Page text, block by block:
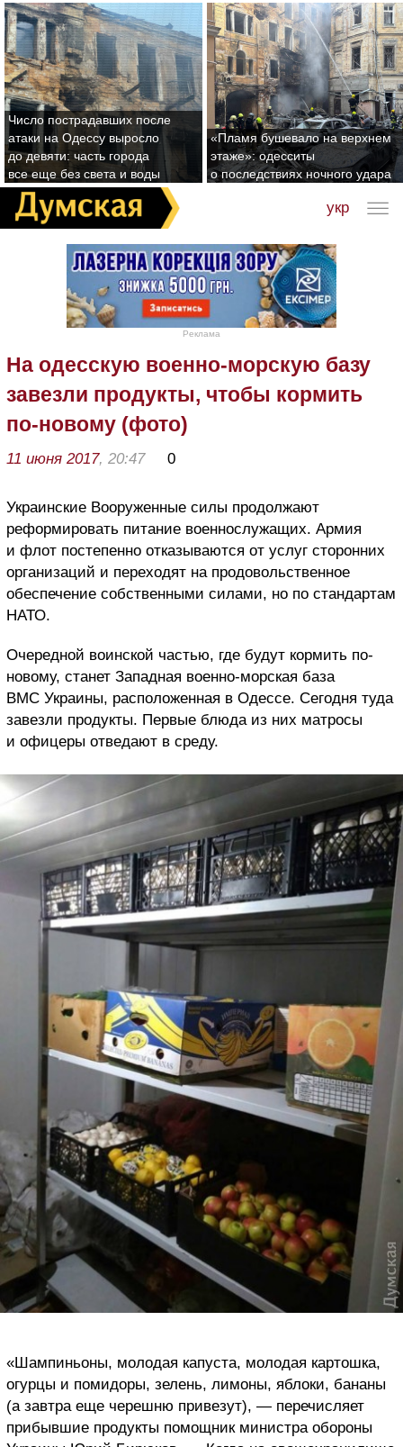
Число пострадавших после
атаки на Одессу выросло
до девяти: часть города
все еще без света и воды
«Пламя бушевало на верхнем
этаже»: одесситы
о последствиях ночного удара
укр
Реклама
На одесскую военно-морскую базу
завезли продукты, чтобы кормить
по-новому (фото)
11 июня 2017, 20:47 0
Украинские Вооруженные силы продолжают
реформировать питание военнослужащих. Армия
и флот постепенно отказываются от услуг сторонних
организаций и переходят на продовольственное
обеспечение собственными силами, но по стандартам
НАТО.
Очередной воинской частью, где будут кормить по-
новому, станет Западная военно-морская база
ВМС Украины, расположенная в Одессе. Сегодня туда
завезли продукты. Первые блюда из них матросы
и офицеры отведают в среду.
«Шампиньоны, молодая капуста, молодая картошка,
огурцы и помидоры, зелень, лимоны, яблоки, бананы
(а завтра еще черешню привезут), — перечисляет
прибывшие продукты помощник министра обороны